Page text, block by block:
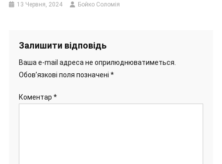
13 Червня, 2024 Бойко Соломія
Залишити відповідь
Ваша e-mail адреса не оприлюднюватиметься.
Обов’язкові поля позначені *
Коментар *